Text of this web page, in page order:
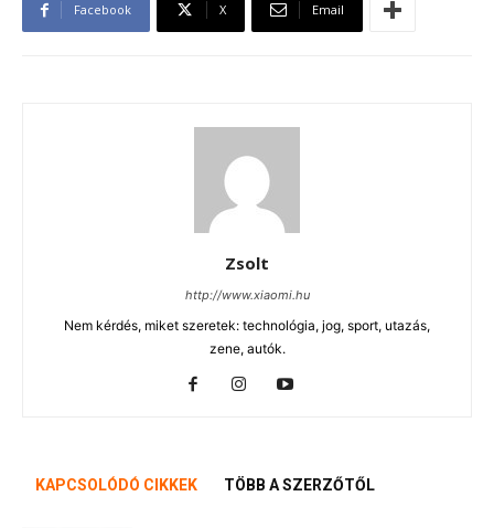
Facebook X Email
Zsolt
http://www.xiaomi.hu
Nem kérdés, miket szeretek: technológia, jog, sport, utazás,
zene, autók.
KAPCSOLÓDÓ CIKKEK TÖBB A SZERZŐTŐL